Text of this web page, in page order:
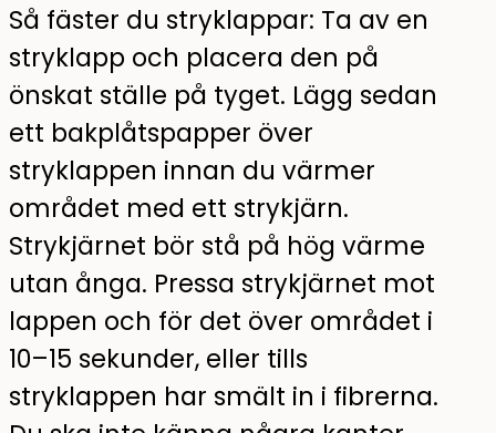
Så fäster du stryklappar: Ta av en
stryklapp och placera den på
önskat ställe på tyget. Lägg sedan
ett bakplåtspapper över
stryklappen innan du värmer
området med ett strykjärn.
Strykjärnet bör stå på hög värme
utan ånga. Pressa strykjärnet mot
lappen och för det över området i
10–15 sekunder, eller tills
stryklappen har smält in i fibrerna.